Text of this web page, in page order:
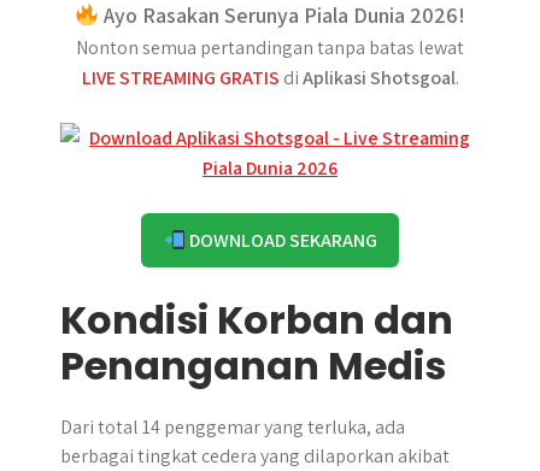
Ayo Rasakan Serunya Piala Dunia 2026!
Nonton semua pertandingan tanpa batas lewat
LIVE STREAMING GRATIS diAplikasi Shotsgoal.
DOWNLOAD SEKARANG
Kondisi Korban dan
Penanganan Medis
Dari total 14 penggemar yang terluka, ada
berbagai tingkat cedera yang dilaporkan akibat